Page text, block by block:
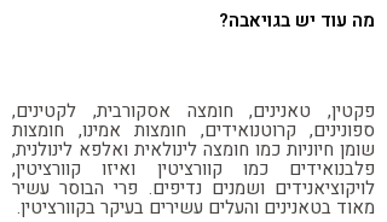
מה עוד יש בגויאבה?
פקטין, טאנינים, חומצה אסקורבית, לקטינים,
ספונינים, קרוטנואידים, חומצות אמינו, חומצות
שומן חיוניות כמו חומצה לינולאית ואלפא לינולנית,
פלבנואידים כמו קוורציטין ואיזו קוורציטין,
לויקוציאנידים ושמנים נדיפים. פרי הבוסר עשיר
מאוד בטאנינים והעלים עשירים בעיקר בקוורציטין.